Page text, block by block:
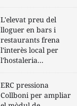
L'elevat preu del
lloguer en bars i
restaurants frena
l'interès local per
l'hostaleria...
ERC pressiona
Collboni per ampliar